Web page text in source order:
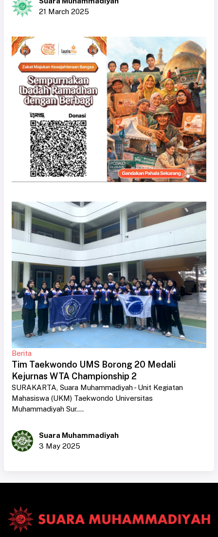
21 March 2025
Berita
Tim Taekwondo UMS Borong 20 Medali
Kejurnas WTA Championship 2
SURAKARTA, Suara Muhammadiyah - Unit Kegiatan
Mahasiswa (UKM) Taekwondo Universitas
Muhammadiyah Sur....
Suara Muhammadiyah
3 May 2025